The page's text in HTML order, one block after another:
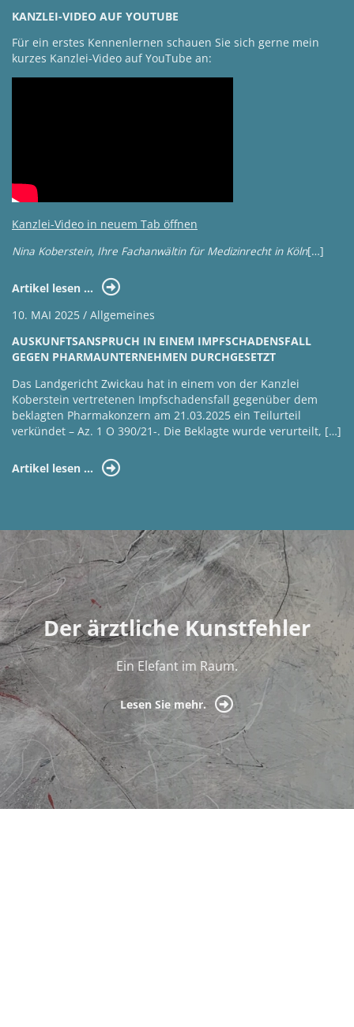
KANZLEI-VIDEO AUF YOUTUBE
Für ein erstes Kennenlernen schauen Sie sich gerne mein
kurzes Kanzlei-Video auf YouTube an:
Kanzlei-Video in neuem Tab öffnen
Nina Koberstein, Ihre Fachanwältin für Medizinrecht in Köln[…]
Artikel lesen …
10. MAI 2025 / Allgemeines
AUSKUNFTSANSPRUCH IN EINEM IMPFSCHADENSFALL
GEGEN PHARMAUNTERNEHMEN DURCHGESETZT
Das Landgericht Zwickau hat in einem von der Kanzlei
Koberstein vertretenen Impfschadensfall gegenüber dem
beklagten Pharmakonzern am 21.03.2025 ein Teilurteil
verkündet – Az. 1 O 390/21-. Die Beklagte wurde verurteilt, […]
Artikel lesen …
Der ärztliche Kunstfehler
Ein Elefant im Raum.
Lesen Sie mehr.